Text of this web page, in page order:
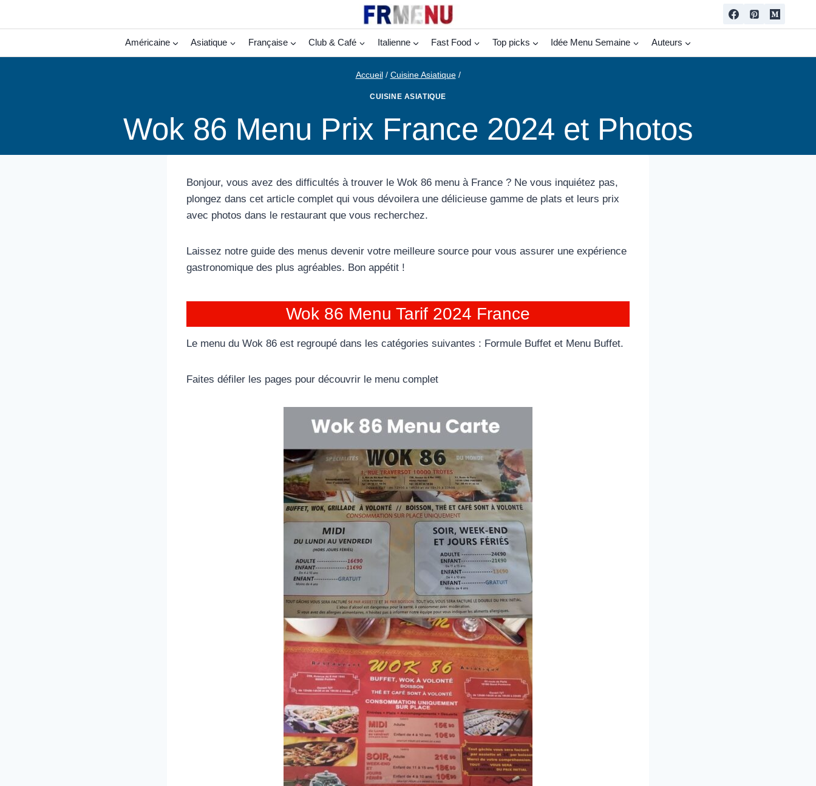
Américaine Asiatique Française Club & Café Italienne Fast Food Top picks Idée Menu Semaine Auteurs
Accueil / Cuisine Asiatique /
CUISINE ASIATIQUE
Wok 86 Menu Prix France 2024 et Photos
Bonjour, vous avez des difficultés à trouver le Wok 86 menu à France ? Ne vous inquiétez pas,
plongez dans cet article complet qui vous dévoilera une délicieuse gamme de plats et leurs prix
avec photos dans le restaurant que vous recherchez.
Laissez notre guide des menus devenir votre meilleure source pour vous assurer une expérience
gastronomique des plus agréables. Bon appétit !
Wok 86 Menu Tarif 2024 France
Le menu du Wok 86 est regroupé dans les catégories suivantes : Formule Buffet et Menu Buffet.
Faites défiler les pages pour découvrir le menu complet